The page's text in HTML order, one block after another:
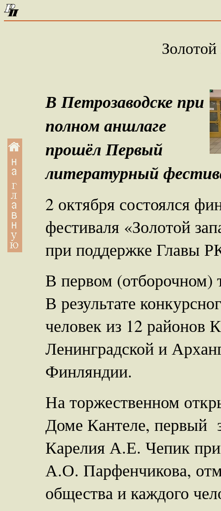
Золотой
В Петрозаводске при
полном аншлаге
прошёл Первый
литературный
2 октября состоялся
фестиваля «Золотой
при поддержке Главы
В первом (отборочном)
В результате
человек из 12 районов
Ленинградской и
Финляндии.
На торжественном
Доме Кантеле, первый
Карелия А.Е. Чепик
А.О. Парфенчикова,
общества и каждого